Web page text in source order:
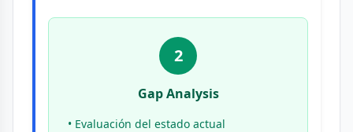
2
Gap Analysis
• Evaluación del estado actual